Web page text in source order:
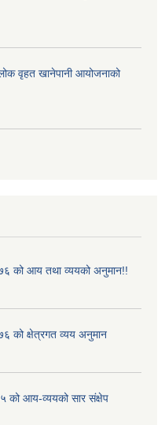
वृहत खानेपानी आयोजनाको
को आय तथा व्ययको अनुमान!!
को क्षेत्रगत व्यय अनुमान
को आय-व्ययको सार संक्षेप